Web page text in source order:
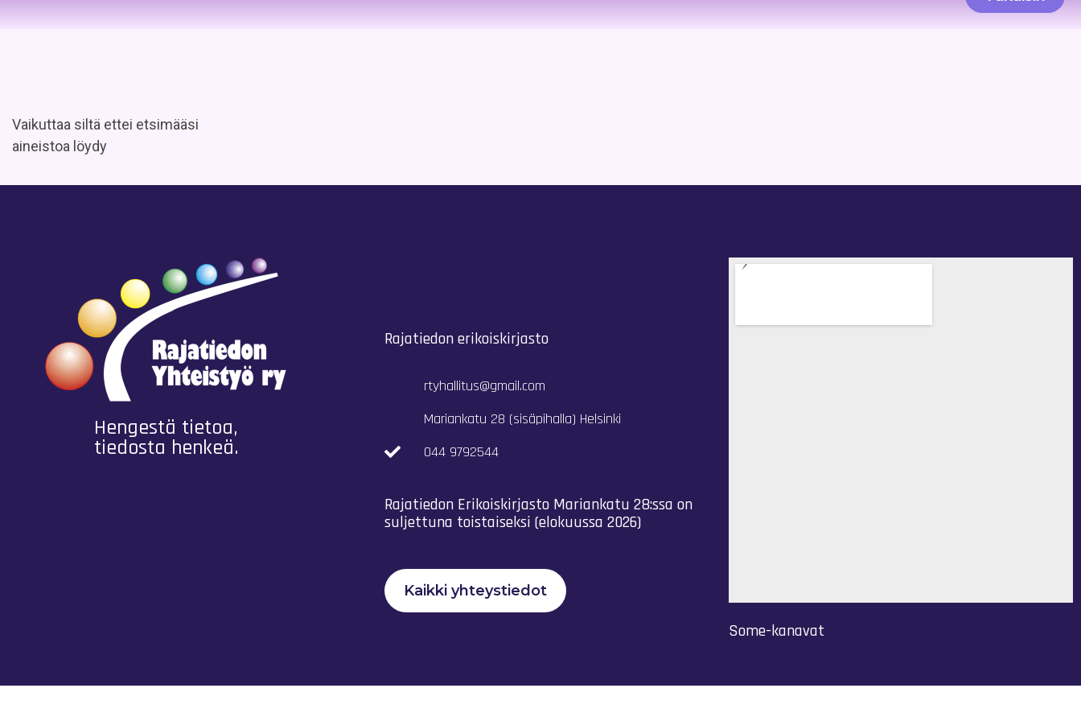
Vaikuttaa siltä ettei etsimääsi
aineistoa löydy
Hengestä tietoa,
tiedosta henkeä.
Rajatiedon erikoiskirjasto
rtyhallitus@gmail.com
Mariankatu 28 (sisäpihalla) Helsinki
044 9792544
Rajatiedon Erikoiskirjasto Mariankatu 28:ssa on
suljettuna toistaiseksi (elokuussa 2026)
Kaikki yhteystiedot
Some-kanavat